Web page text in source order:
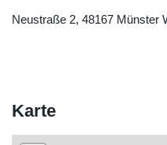
Neustraße 2, 48167 Münster
Karte